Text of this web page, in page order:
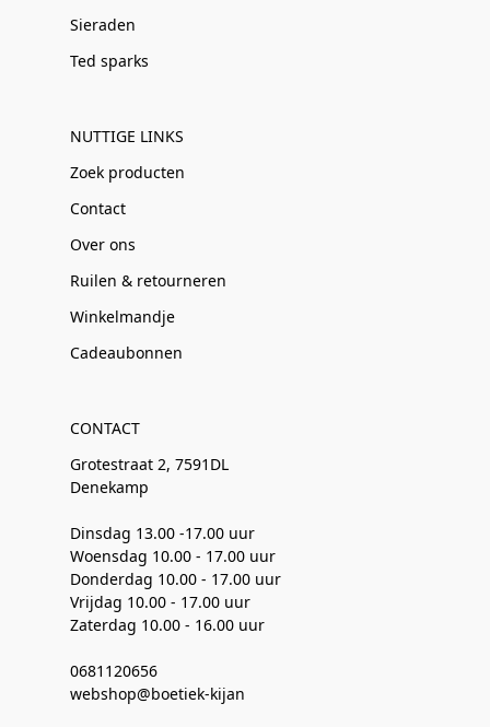
Sieraden
Ted sparks
NUTTIGE LINKS
Zoek producten
Contact
Over ons
Ruilen & retourneren
Winkelmandje
Cadeaubonnen
CONTACT
Grotestraat 2, 7591DL
Denekamp
Dinsdag 13.00 -17.00 uur
Woensdag 10.00 - 17.00 uur
Donderdag 10.00 - 17.00 uur
Vrijdag 10.00 - 17.00 uur
Zaterdag 10.00 - 16.00 uur
0681120656
webshop@boetiek-kijan